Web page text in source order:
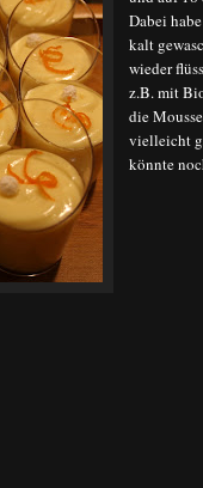
Dabei
kalt
wieder
z.B. mit
die
vielleicht
könnte